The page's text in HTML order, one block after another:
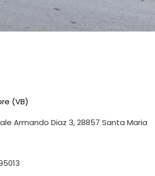
(VB)
Armando Diaz 3, 28857 Santa Maria